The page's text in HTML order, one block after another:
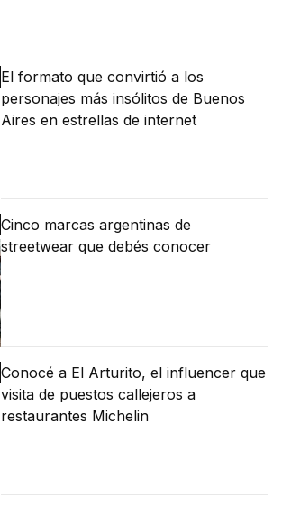
El formato que convirtió a los
personajes más insólitos de Buenos
Aires en estrellas de internet
Cinco marcas argentinas de
streetwear que debés conocer
Conocé a El Arturito, el influencer que
visita de puestos callejeros a
restaurantes Michelin